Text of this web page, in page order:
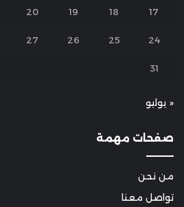
17
18
19
20
24
25
26
27
31
« يوليو
صفحات مهمة
من نحن
تواصل معنا